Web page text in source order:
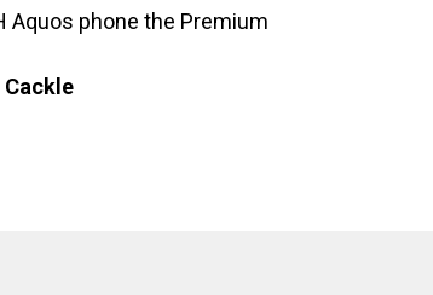
Cackl e